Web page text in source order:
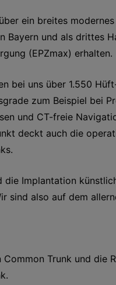
ein breites
Bayern und als drittes
(EPZmax) erhalten.
bei uns über 1.550
zum Beispiel bei
und CT-freie
deckt auch die
die Implantation
sind also auf dem
Common Trunk und